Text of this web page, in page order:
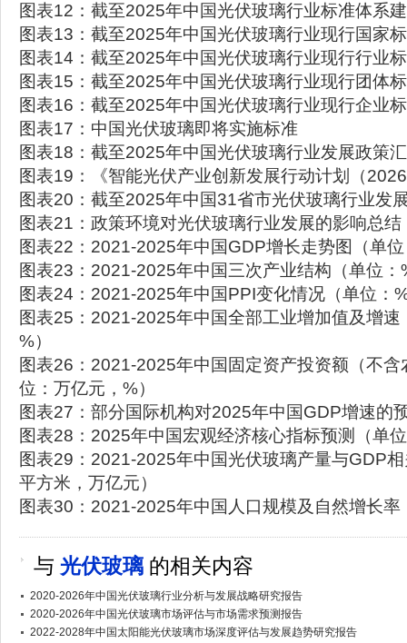
图表12：截至2025年中国光伏玻璃行业标准体系
图表13：截至2025年中国光伏玻璃行业现行国家
图表14：截至2025年中国光伏玻璃行业现行行业
图表15：截至2025年中国光伏玻璃行业现行团体
图表16：截至2025年中国光伏玻璃行业现行企业
图表17：中国光伏玻璃即将实施标准
图表18：截至2025年中国光伏玻璃行业发展政策
图表19：《智能光伏产业创新发展行动计划（
图表20：截至2025年中国31省市光伏玻璃行业发
图表21：政策环境对光伏玻璃行业发展的影响总结
图表22：2021-2025年中国GDP增长走势图（单
图表23：2021-2025年中国三次产业结构（单位：
图表24：2021-2025年中国PPI变化情况（单位：
图表25：2021-2025年中国全部工业增加值及增速
%）
图表26：2021-2025年中国固定资产投资额（不含
位：万亿元，%）
图表27：部分国际机构对2025年中国GDP增速的
图表28：2025年中国宏观经济核心指标预测（单
图表29：2021-2025年中国光伏玻璃产量与GDP
平方米，万亿元）
图表30：2021-2025年中国人口规模及自然增长
与 光伏玻璃 的相关内容
2020-2026年中国光伏玻璃行业分析与发展战略研究报告
2020-2026年中国光伏玻璃市场评估与市场需求预测报告
2022-2028年中国太阳能光伏玻璃市场深度评估与发展趋势研究报告